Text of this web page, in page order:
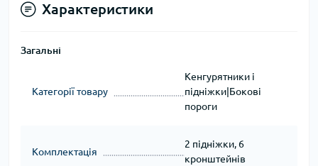
Характеристики
Загальні
Категорії товару
Кенгурятники і
підніжки|Бокові
пороги
Комплектація
2 підніжки, 6
кронштейнів